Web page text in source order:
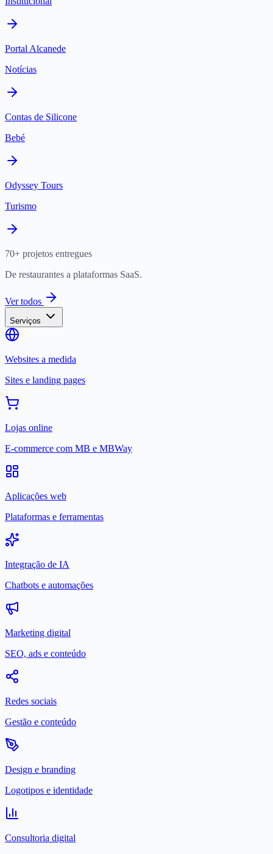
Portal Alcanede
Notícias
Contas de Silicone
Bebé
Odyssey Tours
Turismo
70+ projetos entregues
De restaurantes a plataformas SaaS.
Ver todos
Serviços
Websites a medida
Sites e landing pages
Lojas online
E-commerce com MB e MBWay
Aplicações web
Plataformas e ferramentas
Integração de IA
Chatbots e automações
Marketing digital
SEO, ads e conteúdo
Redes sociais
Gestão e conteúdo
Design e branding
Logotipos e identidade
Consultoria digital